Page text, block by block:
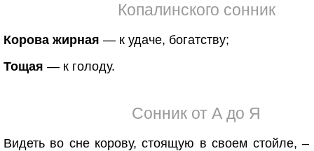
Копалинского сонник
Корова жирная — к удаче, богатству;
Тощая — к голоду.
Сонник от А до Я
Видеть во сне корову, стоящую в своем стойле,